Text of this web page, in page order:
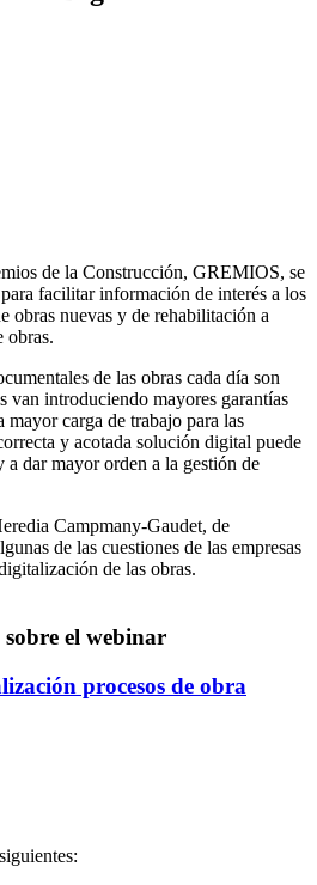
de la Construcción, GREMIOS, se
facilitar información de interés a los
obras nuevas y de rehabilitación a
obras.
de las obras cada día son
van introduciendo mayores garantías
carga de trabajo para las
y acotada solución digital puede
dar mayor orden a la gestión de
Campmany-Gaudet, de
de las cuestiones de las empresas
de las obras.
el webinar
procesos de obra